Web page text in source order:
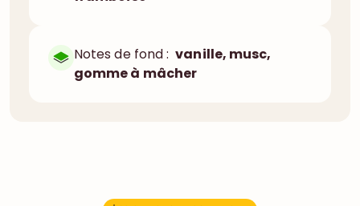
Notes de fond : vanille, musc,
gomme à mâcher